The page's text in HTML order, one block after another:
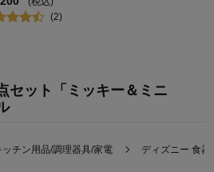
(2)
セット「ミッキー＆ミニ
チン用品/調理器具/家電 ディズニー 食器